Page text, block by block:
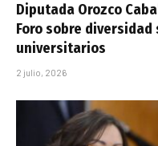
Diputada Orozco
Foro sobre
universitarios
2 julio, 2026